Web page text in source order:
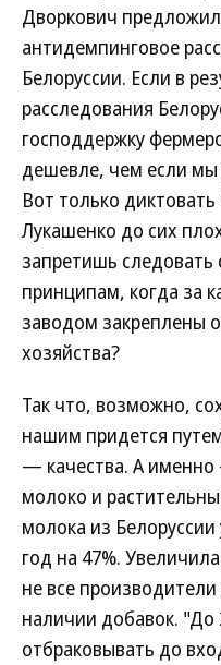
Дворкович
антидемпинговое
Белоруссии. Если в
расследования
господдержку
дешевле, чем если мы
Вот только
Лукашенко до сих
запретишь следовать
принципам, когда за
заводом закреплены
хозяйства?
Так что, возможно,
нашим придется
— качества. А
молоко и
молока из
год на 47%.
не все
наличии добавок. "До
отбраковывать до